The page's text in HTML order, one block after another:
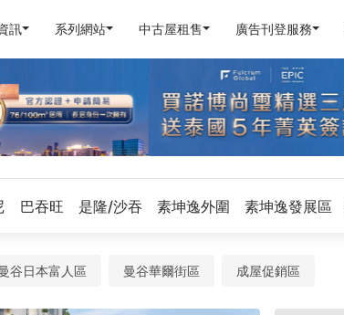
訊 系列網站 中古屋租售 廣告刊登服務
巴吞旺 是隆/沙吞 素坤逸外圍 素坤逸發展區
谷日本富人區 曼谷華爾街區 成屋促銷區